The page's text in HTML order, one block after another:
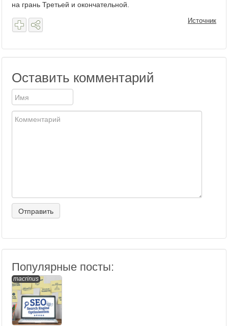
на грань Третьей и окончательной.
Источник
Оставить комментарий
Популярные посты:
macrinus